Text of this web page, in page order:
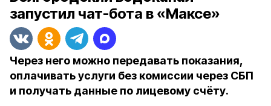
запустил чат-бота в «Максе»
Через него можно передавать показания,
оплачивать услуги без комиссии через СБП
и получать данные по лицевому счёту.